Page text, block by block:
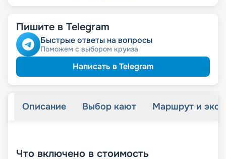
Пишите в Telegram
Быстрые ответы на вопросы
Поможем с выбором круиза
Написать в Telegram
Описание Выбор кают Маршрут и
Что включено в стоимость